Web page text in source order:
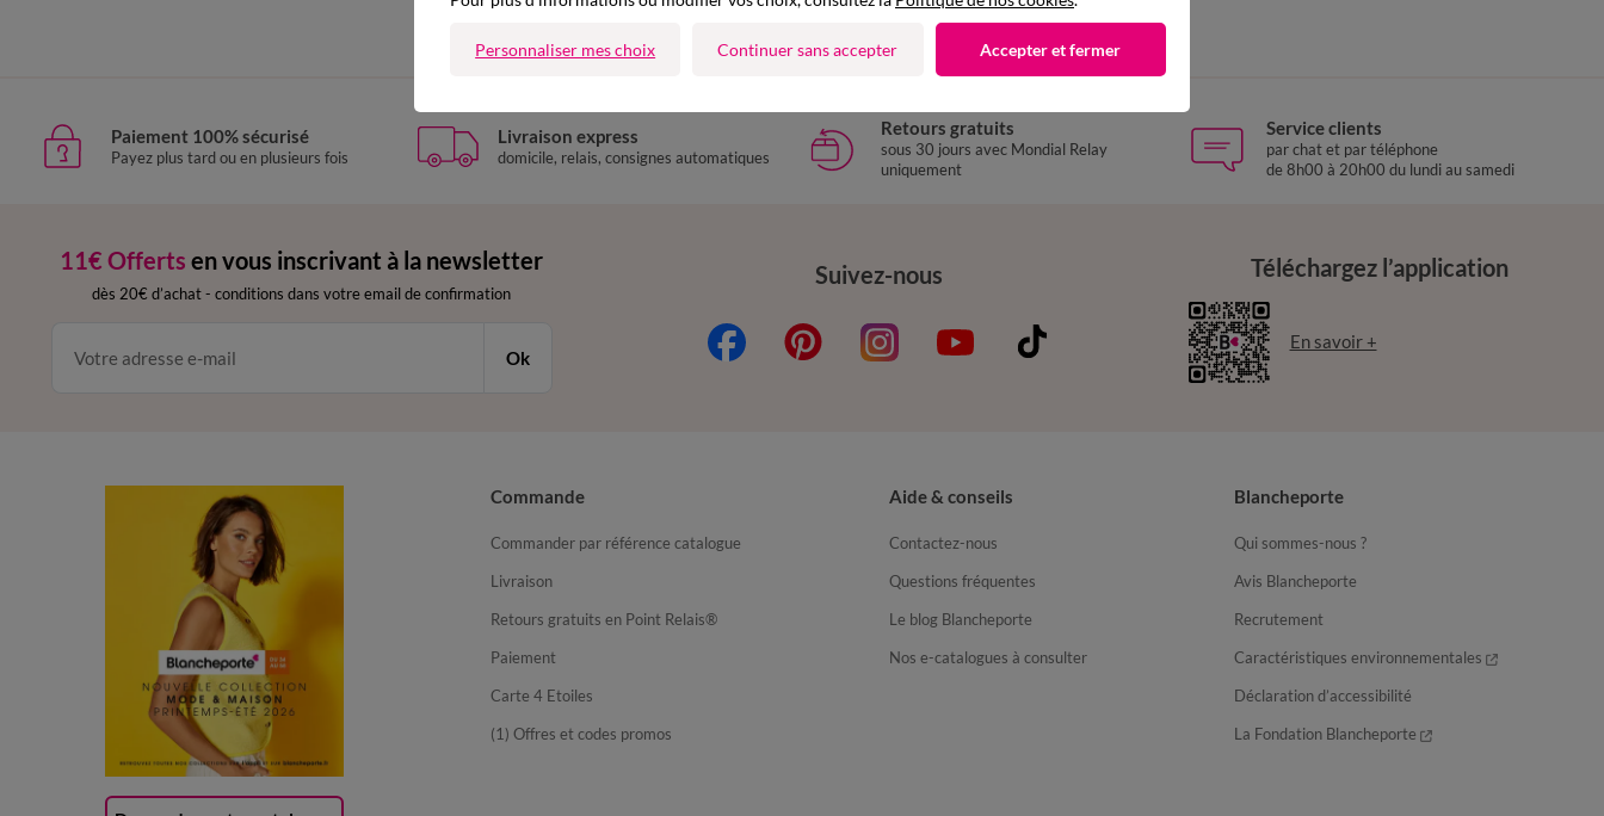
Paiement 100% sécurisé
Payez plus tard ou en plusieurs fois
Livraison express
domicile, relais, consignes automatiques
Retours gratuits
sous 30 jours avec Mondial Relay
uniquement
Service clients
par chat et par téléphone
de 8h00 à 20h00 du lundi au samedi
11€ Offerts en vous inscrivant à la newsletter
dès 20€ d’achat - conditions dans votre email de confirmation
Ok
Suivez-nous Téléchargez l’application
En savoir +
Commande
Commander par référence catalogue
Livraison
Retours gratuits en Point Relais®
Paiement
Carte 4 Etoiles
(1) Offres et codes promos
Aide & conseils
Contactez-nous
Questions fréquentes
Le blog Blancheporte
Nos e-catalogues à consulter
Blancheporte
Qui sommes-nous ?
Avis Blancheporte
Recrutement
Caractéristiques environnementales
Déclaration d’accessibilité
La Fondation Blancheporte
Personnaliser mes choix Continuer sans accepter Accepter et fermer